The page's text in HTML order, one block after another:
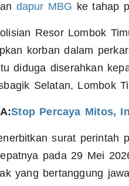
dapur MBG ke tahap
Resor Lombok
korban dalam
diduga diserahkan
Selatan, Lombok
Stop Percaya Mitos,
surat perintah
pada 29 Mei
yang bertanggung